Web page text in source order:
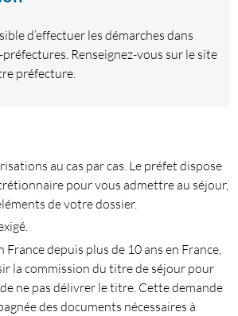
d’effectuer les démarches dans
Renseignez-vous sur le site
préfecture.
au cas par cas. Le préfet dispose
pour vous admettre au séjour,
de votre dossier.
France depuis plus de 10 ans en France,
la commission du titre de séjour pour
de ne pas délivrer le titre. Cette demande
des documents nécessaires à